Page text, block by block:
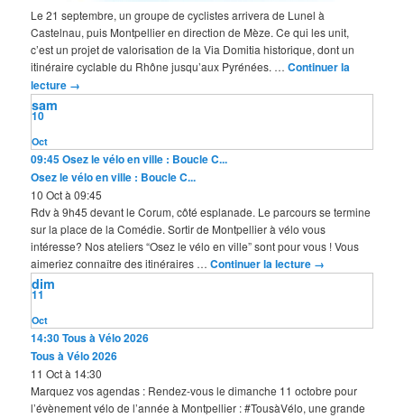
Le 21 septembre, un groupe de cyclistes arrivera de Lunel à
Castelnau, puis Montpellier en direction de Mèze. Ce qui les unit,
c’est un projet de valorisation de la Via Domitia historique, dont un
itinéraire cyclable du Rhône jusqu’aux Pyrénées. …Continuer la
lecture →
Oct
10
sam
09:45Osez le vélo en ville : Boucle C...
Osez le vélo en ville : Boucle C...
10 Oct à 09:45
Rdv à 9h45 devant le Corum, côté esplanade. Le parcours se termine
sur la place de la Comédie. Sortir de Montpellier à vélo vous
intéresse? Nos ateliers “Osez le vélo en ville” sont pour vous ! Vous
aimeriez connaître des itinéraires …Continuer la lecture →
Oct
11
dim
14:30Tous à Vélo 2026
Tous à Vélo 2026
11 Oct à 14:30
Marquez vos agendas : Rendez-vous le dimanche 11 octobre pour
l’évènement vélo de l’année à Montpellier : #TousàVélo, une grande